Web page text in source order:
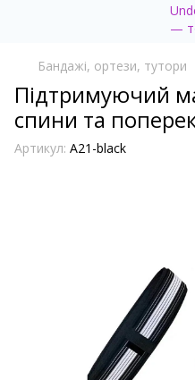
Бандажі, ортези, тутори
Підтримуючий
спини та
Артикул: A21-black